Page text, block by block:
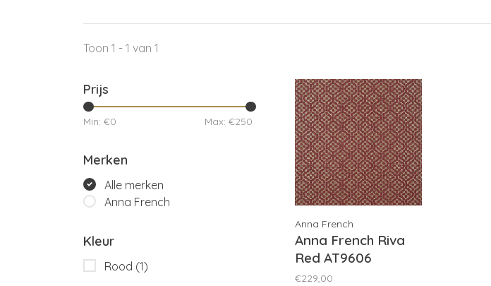
Toon 1 - 1 van 1
Prijs
Min: €0 Max: €250
Merken
Alle merken
Anna French
Kleur
Rood (1)
Anna French
Anna French Riva
Red AT9606
€229,00